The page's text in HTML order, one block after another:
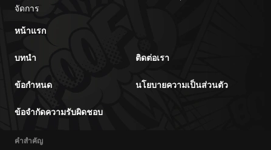
จัดการ
หน้าแรก
บทนำ ติดต่อเรา
ข้อกำหนด นโยบายความเป็นส่วนตัว
ข้อจำกัดความรับผิดชอบ
คำสำคัญ